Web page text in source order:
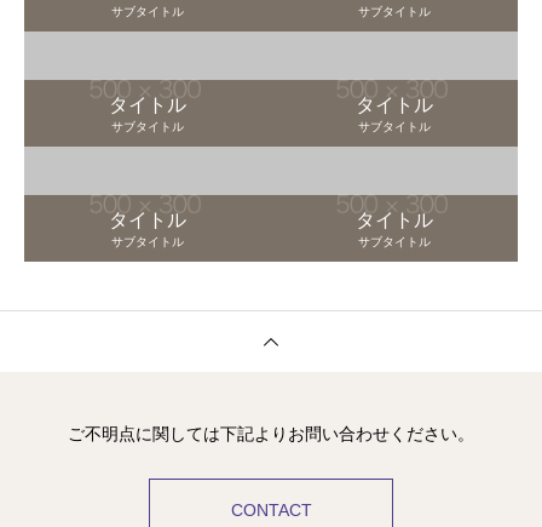
サブタイトル サブタイトル
タイトル
サブタイトル
タイトル
サブタイトル
タイトル
サブタイトル
タイトル
サブタイトル
ご不明点に関しては下記よりお問い合わせください。
CONTACT